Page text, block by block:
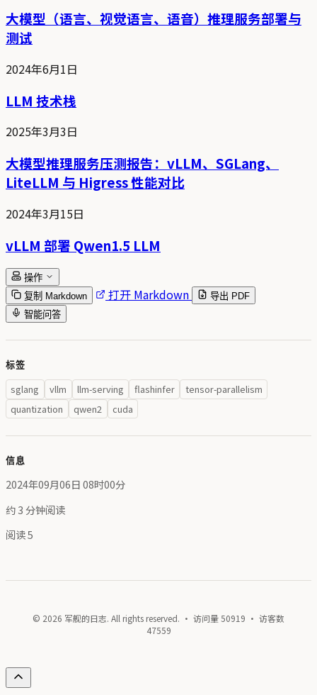
大模型（语言、视觉语言、语音）推理服务部署与
测试
2024年6月1日
LLM 技术栈
2025年3月3日
大模型推理服务压测报告：vLLM、SGLang、
LiteLLM 与 Higress 性能对比
2024年3月15日
vLLM 部署 Qwen1.5 LLM
操作
复制 Markdown
打开 Markdown
导出 PDF
智能问答
标签
sglang vllm llm-serving flashinfer
tensor-parallelism
quantization
qwen2 cuda
信息
2024年09月06日 08时00分
约 3 分钟阅读
阅读5
© 2026 军舰的日志. All rights reserved. · 访问量50919 · 访客数
47559